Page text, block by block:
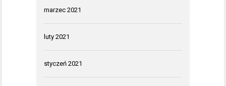
marzec 2021
luty 2021
styczeń 2021